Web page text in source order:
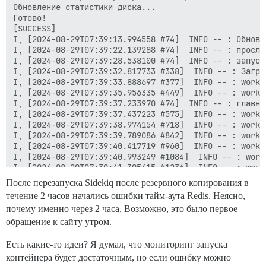
Обновление статистики диска...
Готово!
[SUCCESS]
I, [2024-08-29T07:39:13.994558 #74]  INFO -- :
I, [2024-08-29T07:39:22.139288 #74]  INFO -- :
I, [2024-08-29T07:39:28.538100 #74]  INFO -- : запуск
I, [2024-08-29T07:39:32.817733 #338]  INFO -- :
I, [2024-08-29T07:39:33.888697 #377]  INFO -- :
I, [2024-08-29T07:39:35.956335 #449]  INFO -- :
I, [2024-08-29T07:39:37.233970 #74]  INFO -- :
I, [2024-08-29T07:39:37.437223 #575]  INFO -- :
I, [2024-08-29T07:39:38.974154 #718]  INFO -- :
I, [2024-08-29T07:39:39.789086 #842]  INFO -- :
I, [2024-08-29T07:39:40.417719 #960]  INFO -- :
I, [2024-08-29T07:39:40.993249 #1084]  INFO -- :
I, [2024-08-29T07:39:41.395415 #1236]  INFO -- :
I, [2024-08-29T07:43:38.285891 #74]  INFO -- :
I, [2024-08-29T07:43:38.288650 #2790085]  INFO -- :
I, [2024-08-29T07:43:38.658839 #454]  INFO -- :
I, [2024-08-29T07:43:53.315240 #845]  INFO -- :
I, [2024-08-29T07:43:53.315258 #1121415]  INFO -- :
I, [2024-08-29T07:43:53.318152 #1256]  INFO -- :
I, [2024-08-29T07:43:53.319042 #586]  INFO -- :
I, [2024-08-29T07:43:53.322139 #960]  INFO -- :
После перезапуска Sidekiq после резервного копирования в
течение 2 часов начались ошибки тайм-аута Redis. Неясно,
почему именно через 2 часа. Возможно, это было первое
обращение к сайту утром.
Есть какие-то идеи? Я думал, что мониторинг запуска
контейнера будет достаточным, но если ошибку можно